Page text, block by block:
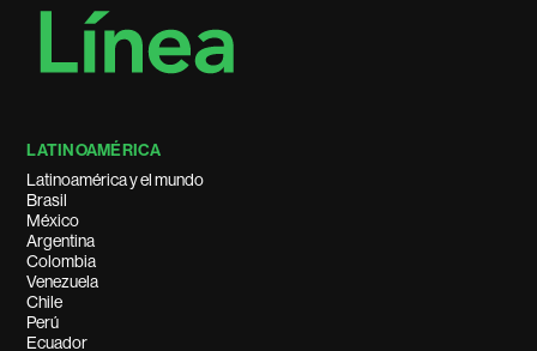
LATINOAMÉRICA
Latinoamérica y el mundo
Brasil
México
Argentina
Colombia
Venezuela
Chile
Perú
Ecuador